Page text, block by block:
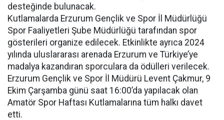
desteğinde bulunacak.
Kutlamalarda Erzurum Gençlik ve Spor İl Müdürlüğü
Spor Faaliyetleri Şube Müdürlüğü tarafından spor
gösterileri organize edilecek. Etkinlikte ayrıca 2024
yılında uluslararası arenada Erzurum ve Türkiye’ye
madalya kazandıran sporculara da ödülleri verilecek.
Erzurum Gençlik ve Spor İl Müdürü Levent Çakmur, 9
Ekim Çarşamba günü saat 16:00’da yapılacak olan
Amatör Spor Haftası Kutlamalarına tüm halkı davet
etti.